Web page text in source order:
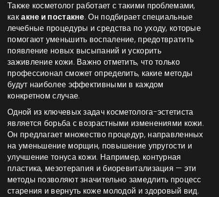
Также косметолог работает с такими проблемами,
какакне и постакне. Он подбирает специальные
лечебные процедуры и средства по уходу, которые
помогают уменьшить воспаление, предотвратить
появление новых высыпаний и ускорить
заживление кожи. Важно отметить, что только
профессионал сможет определить, какие методы
будут наиболее эффективными в каждом
конкретном случае.
Одной из ключевых задач косметолога-эстетиста
является борьба с возрастными изменениями кожи.
Он предлагает множество процедур, направленных
на уменьшение морщин, повышение упругости и
улучшение тонуса кожи. Например, контурная
пластика, мезотерапия и биоревитализация — эти
методы позволяют значительно замедлить процесс
старения и вернуть коже молодой и здоровый вид.